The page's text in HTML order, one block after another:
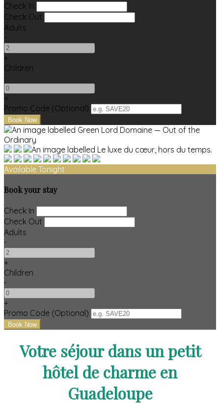
Check In
Check Out
Adults
-
+
Children
-
+
Promo Code (Optional)
Available Tonight
Book your stay
Check In
Check Out
Adults
-
+
Children
-
+
Promo Code (Optional)
Votre séjour dans un petit
hôtel de charme en
Guadeloupe